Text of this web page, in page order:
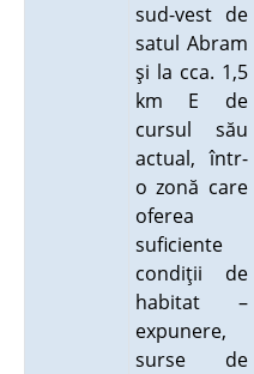
sud-vest de
satul Abram
şi la cca. 1,5
km E de
cursul său
actual, într-
o zonă care
oferea
suficiente
condiţii de
habitat –
expunere,
surse de